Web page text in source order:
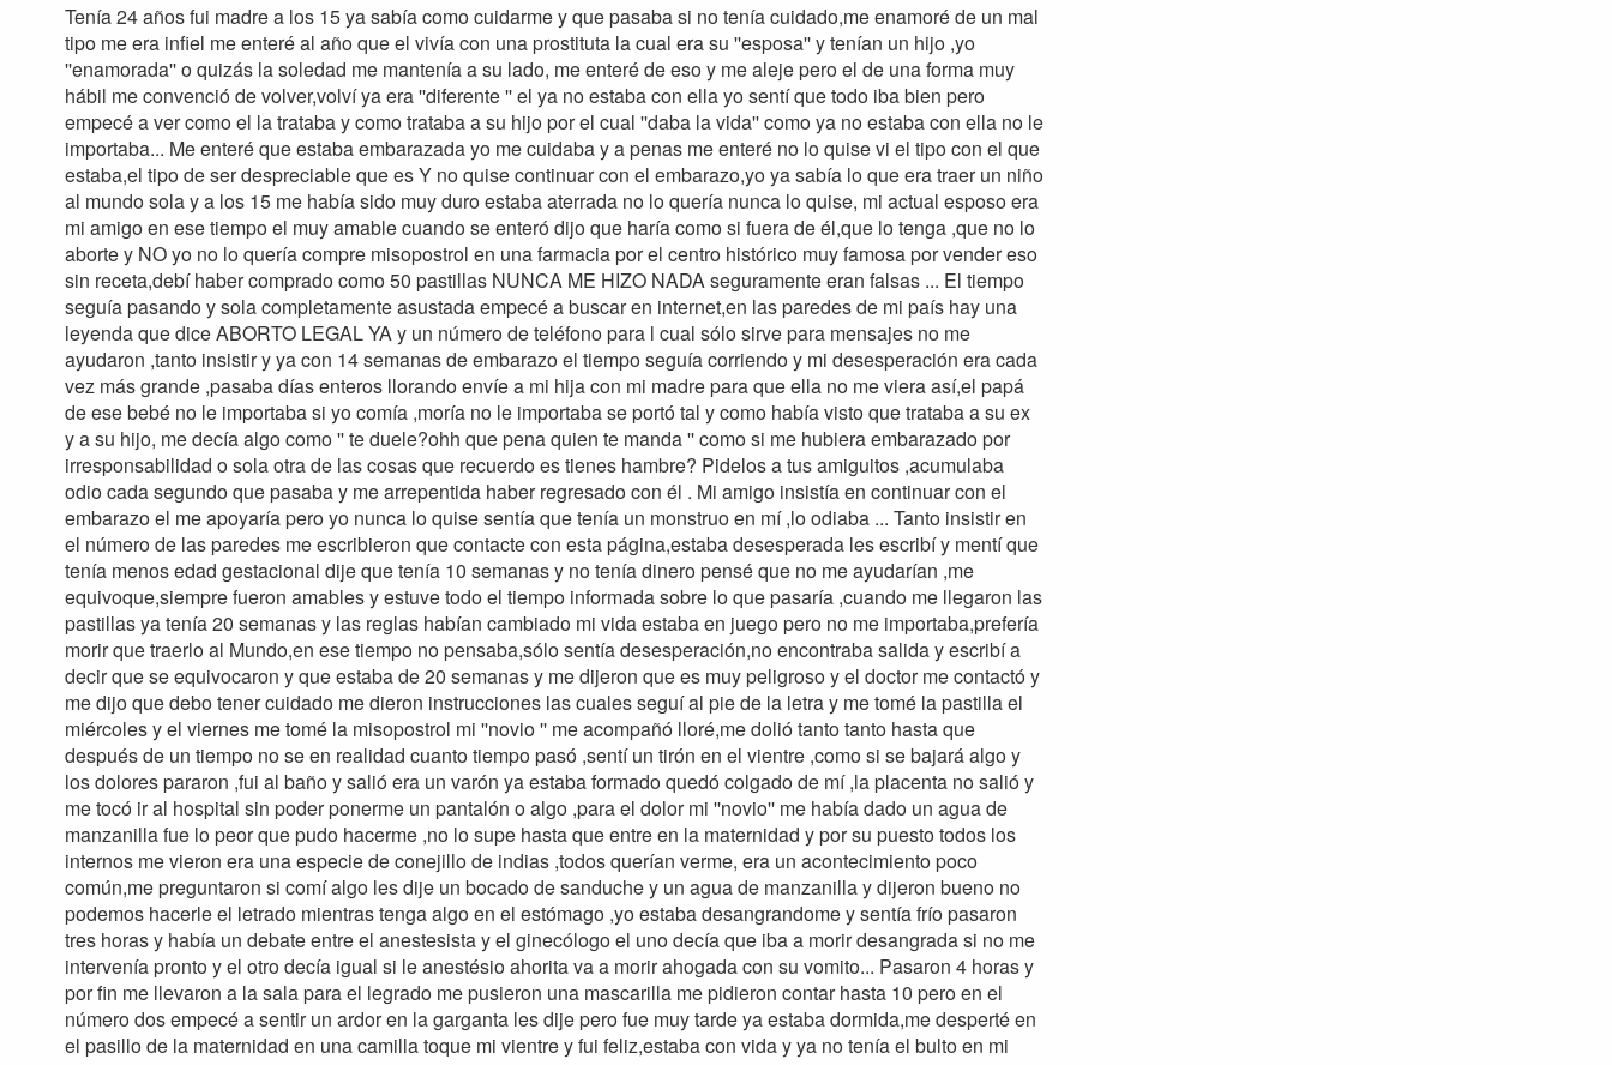
Tenía 24 años fui madre a los 15 ya sabía como cuidarme y que pasaba si no tenía cuidado,me enamoré de un mal
tipo me era infiel me enteré al año que el vivía con una prostituta la cual era su ''esposa'' y tenían un hijo ,yo
''enamorada'' o quizás la soledad me mantenía a su lado, me enteré de eso y me aleje pero el de una forma muy
hábil me convenció de volver,volví ya era ''diferente '' el ya no estaba con ella yo sentí que todo iba bien pero
empecé a ver como el la trataba y como trataba a su hijo por el cual ''daba la vida'' como ya no estaba con ella no le
importaba... Me enteré que estaba embarazada yo me cuidaba y a penas me enteré no lo quise vi el tipo con el que
estaba,el tipo de ser despreciable que es Y no quise continuar con el embarazo,yo ya sabía lo que era traer un niño
al mundo sola y a los 15 me había sido muy duro estaba aterrada no lo quería nunca lo quise, mi actual esposo era
mi amigo en ese tiempo el muy amable cuando se enteró dijo que haría como si fuera de él,que lo tenga ,que no lo
aborte y NO yo no lo quería compre misopostrol en una farmacia por el centro histórico muy famosa por vender eso
sin receta,debí haber comprado como 50 pastillas NUNCA ME HIZO NADA seguramente eran falsas ... El tiempo
seguía pasando y sola completamente asustada empecé a buscar en internet,en las paredes de mi país hay una
leyenda que dice ABORTO LEGAL YA y un número de teléfono para l cual sólo sirve para mensajes no me
ayudaron ,tanto insistir y ya con 14 semanas de embarazo el tiempo seguía corriendo y mi desesperación era cada
vez más grande ,pasaba días enteros llorando envíe a mi hija con mi madre para que ella no me viera así,el papá
de ese bebé no le importaba si yo comía ,moría no le importaba se portó tal y como había visto que trataba a su ex
y a su hijo, me decía algo como '' te duele?ohh que pena quien te manda '' como si me hubiera embarazado por
irresponsabilidad o sola otra de las cosas que recuerdo es tienes hambre? Pidelos a tus amiguitos ,acumulaba
odio cada segundo que pasaba y me arrepentida haber regresado con él . Mi amigo insistía en continuar con el
embarazo el me apoyaría pero yo nunca lo quise sentía que tenía un monstruo en mí ,lo odiaba ... Tanto insistir en
el número de las paredes me escribieron que contacte con esta página,estaba desesperada les escribí y mentí que
tenía menos edad gestacional dije que tenía 10 semanas y no tenía dinero pensé que no me ayudarían ,me
equivoque,siempre fueron amables y estuve todo el tiempo informada sobre lo que pasaría ,cuando me llegaron las
pastillas ya tenía 20 semanas y las reglas habían cambiado mi vida estaba en juego pero no me importaba,prefería
morir que traerlo al Mundo,en ese tiempo no pensaba,sólo sentía desesperación,no encontraba salida y escribí a
decir que se equivocaron y que estaba de 20 semanas y me dijeron que es muy peligroso y el doctor me contactó y
me dijo que debo tener cuidado me dieron instrucciones las cuales seguí al pie de la letra y me tomé la pastilla el
miércoles y el viernes me tomé la misopostrol mi ''novio '' me acompañó lloré,me dolió tanto tanto hasta que
después de un tiempo no se en realidad cuanto tiempo pasó ,sentí un tirón en el vientre ,como si se bajará algo y
los dolores pararon ,fui al baño y salió era un varón ya estaba formado quedó colgado de mí ,la placenta no salió y
me tocó ir al hospital sin poder ponerme un pantalón o algo ,para el dolor mi ''novio'' me había dado un agua de
manzanilla fue lo peor que pudo hacerme ,no lo supe hasta que entre en la maternidad y por su puesto todos los
internos me vieron era una especie de conejillo de indias ,todos querían verme, era un acontecimiento poco
común,me preguntaron si comí algo les dije un bocado de sanduche y un agua de manzanilla y dijeron bueno no
podemos hacerle el letrado mientras tenga algo en el estómago ,yo estaba desangrandome y sentía frío pasaron
tres horas y había un debate entre el anestesista y el ginecólogo el uno decía que iba a morir desangrada si no me
intervenía pronto y el otro decía igual si le anestésio ahorita va a morir ahogada con su vomito... Pasaron 4 horas y
por fin me llevaron a la sala para el legrado me pusieron una mascarilla me pidieron contar hasta 10 pero en el
número dos empecé a sentir un ardor en la garganta les dije pero fue muy tarde ya estaba dormida,me desperté en
el pasillo de la maternidad en una camilla toque mi vientre y fui feliz,estaba con vida y ya no tenía el bulto en mi